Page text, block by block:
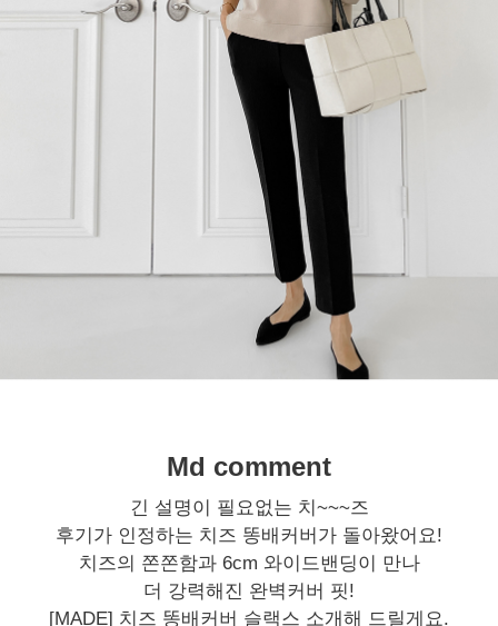
Md comment
긴 설명이 필요없는 치~~~즈
후기가 인정하는 치즈 똥배커버가 돌아왔어요!
치즈의 쫀쫀함과 6cm 와이드밴딩이 만나
더 강력해진 완벽커버 핏!
[MADE] 치즈 똥배커버 슬랙스 소개해 드릴게요.